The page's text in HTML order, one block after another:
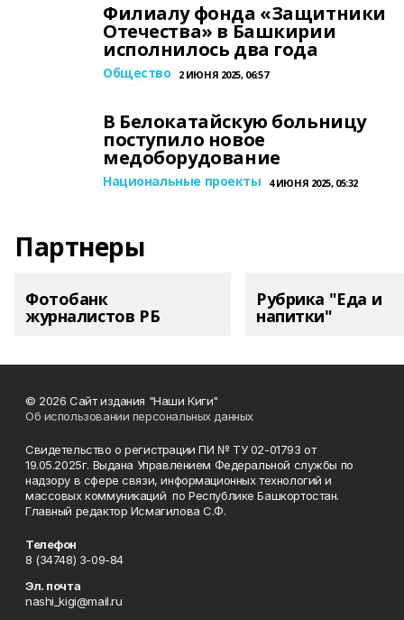
Филиалу фонда «Защитники
Отечества» в Башкирии
исполнилось два года
Общество 2 ИЮНЯ 2025, 06:57
В Белокатайскую больницу
поступило новое
медоборудование
Национальные проекты 4 ИЮНЯ 2025, 05:32
Партнеры
Фотобанк
журналистов РБ
Рубрика "Еда и
напитки"
© 2026 Сайт издания "Наши Киги"
Об использовании персональных данных
Свидетельство о регистрации ПИ № ТУ 02-01793 от
19.05.2025г. Выдана Управлением Федеральной службы по
надзору в сфере связи, информационных технологий и
массовых коммуникаций по Республике Башкортостан.
Главный редактор Исмагилова С.Ф.
Телефон
8 (34748) 3-09-84
Эл. почта
nashi_kigi@mail.ru